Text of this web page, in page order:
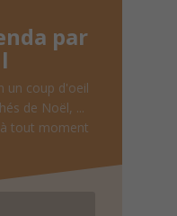
par
un coup d'oeil
de Noël, ...
tout moment